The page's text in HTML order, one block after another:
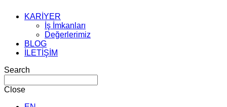
KARİYER
İş İmkanları
Değerlerimiz
BLOG
İLETİŞİM
Search
Close